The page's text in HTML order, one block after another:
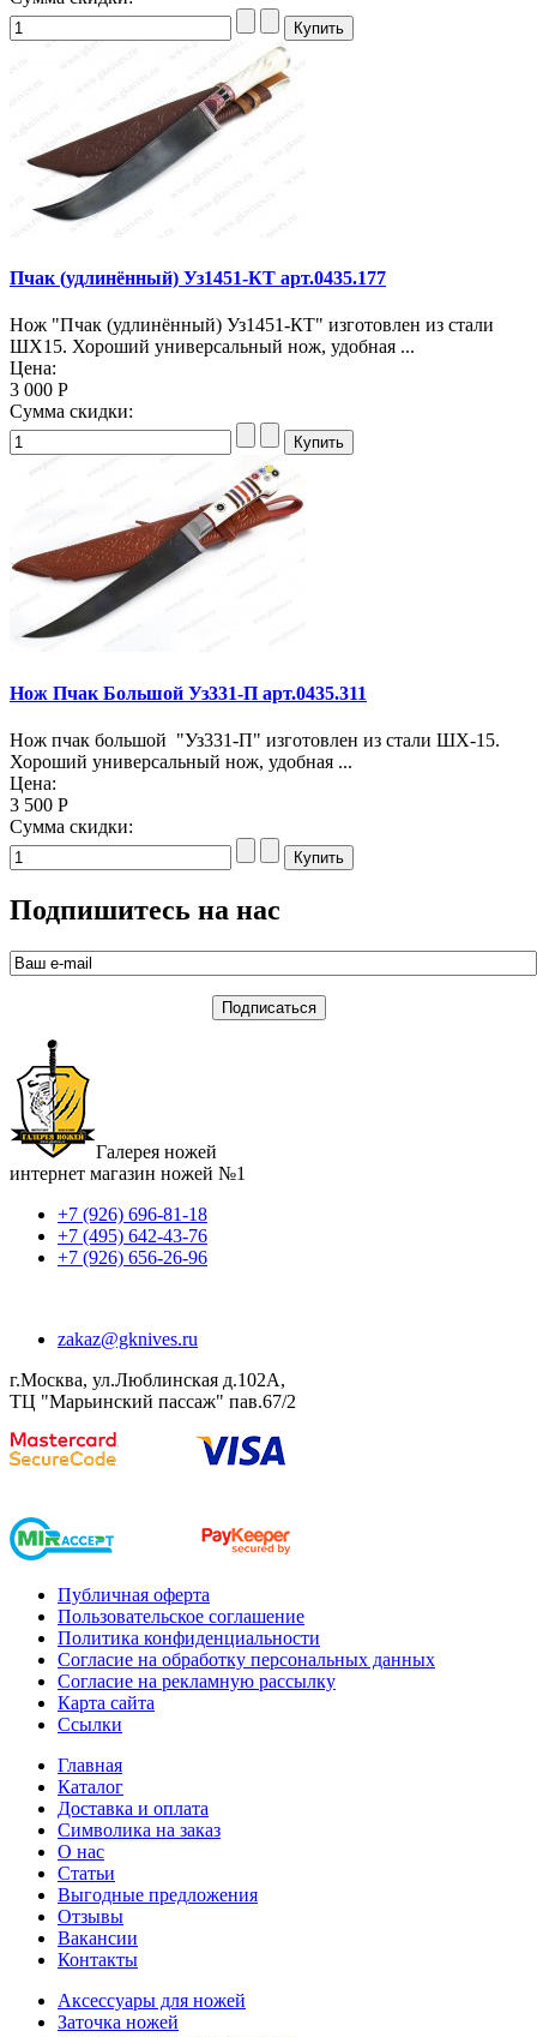
Пчак (удлинённый) Уз1451-КТ арт.0435.177
Нож "Пчак (удлинённый) Уз1451-КТ" изготовлен из стали
ШХ15. Хороший универсальный нож, удобная ...
Цена:
3 000 Р
Сумма скидки:
Нож Пчак Большой Уз331-П арт.0435.311
Нож пчак большой "Уз331-П" изготовлен из стали ШХ-15.
Хороший универсальный нож, удобная ...
Цена:
3 500 Р
Сумма скидки:
Подпишитесь на нас
Галерея ножей
интернет магазин ножей №1
+7 (926) 696-81-18
+7 (495) 642-43-76
+7 (926) 656-26-96
zakaz@gknives.ru
г.Москва, ул.Люблинская д.102А,
ТЦ "Марьинский пассаж" пав.67/2
Публичная оферта
Пользовательское соглашение
Политика конфиденциальности
Согласие на обработку персональных данных
Согласие на рекламную рассылку
Карта сайта
Ссылки
Главная
Каталог
Доставка и оплата
Символика на заказ
О нас
Статьи
Выгодные предложения
Отзывы
Вакансии
Контакты
Аксессуары для ножей
Заточка ножей